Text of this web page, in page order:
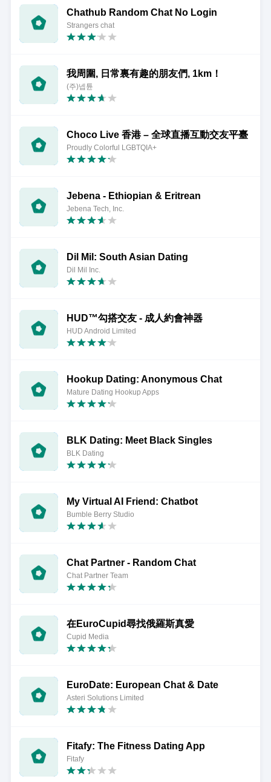
Chathub Random Chat No Login
Strangers chat
我周圍, 日常裏有趣的朋友們, 1km！
(주)넵튠
Choco Live 香港 – 全球直播互動交友平臺
Proudly Colorful LGBTQIA+
Jebena - Ethiopian & Eritrean
Jebena Tech, Inc.
Dil Mil: South Asian Dating
Dil Mil Inc.
HUD™勾搭交友 - 成人約會神器
HUD Android Limited
Hookup Dating: Anonymous Chat
Mature Dating Hookup Apps
BLK Dating: Meet Black Singles
BLK Dating
My Virtual AI Friend: Chatbot
Bumble Berry Studio
Chat Partner - Random Chat
Chat Partner Team
在EuroCupid尋找俄羅斯真愛
Cupid Media
EuroDate: European Chat & Date
Asteri Solutions Limited
Fitafy: The Fitness Dating App
Fitafy